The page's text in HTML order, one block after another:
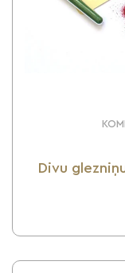
Divu